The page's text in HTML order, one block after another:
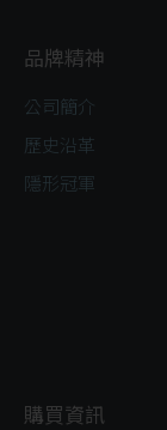
品牌精神
公司簡介
歷史沿革
隱形冠軍
購買資訊